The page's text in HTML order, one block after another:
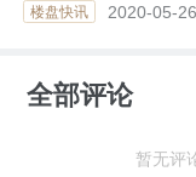
楼盘快讯 2020-05-26
全部评论
暂无评